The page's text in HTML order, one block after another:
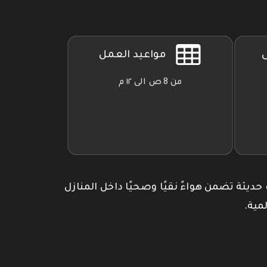
مواعيد العمل
من 8 ص الى ١٢ م
حديثة تضمن هواءً نقيًا وصحيًا داخل المنازل